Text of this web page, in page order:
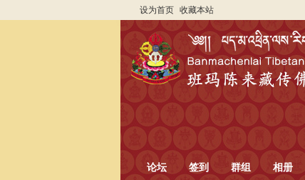
设为首页 收藏本站
论坛 签到 群组 相册